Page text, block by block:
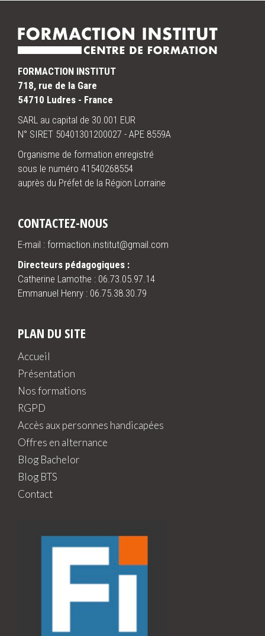
FORMACTION INSTITUT
718, rue de la Gare
54710 Ludres - France
SARL au capital de 30.001 EUR
N° SIRET 50401301200027 - APE 8559A
Organisme de formation enregistré
sous le numéro 41540268554
auprès du Préfet de la Région Lorraine
CONTACTEZ-NOUS
E-mail : formaction.institut@gmail.com
Directeurs pédagogiques :
Catherine Lamothe : 06.73.05.97.14
Emmanuel Henry : 06.75.38.30.79
PLAN DU SITE
Accueil
Présentation
Nos formations
RGPD
Accès aux personnes handicapées
Offres en alternance
Blog Bachelor
Blog BTS
Contact